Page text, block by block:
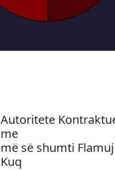
Autoritete
me
më së shumti
Kuq